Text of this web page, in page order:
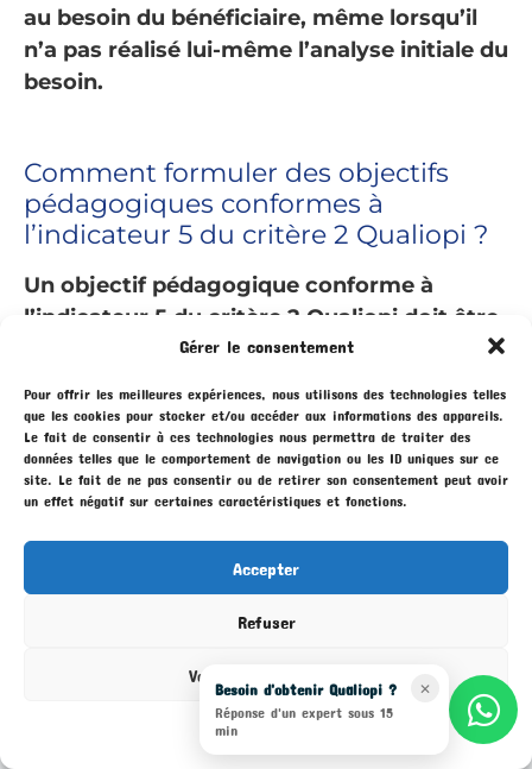
Gérer le consentement
Pour offrir les meilleures expériences, nous utilisons des technologies telles
que les cookies pour stocker et/ou accéder aux informations des appareils.
Le fait de consentir à ces technologies nous permettra de traiter des
données telles que le comportement de navigation ou les ID uniques sur ce
site. Le fait de ne pas consentir ou de retirer son consentement peut avoir
un effet négatif sur certaines caractéristiques et fonctions.
Accepter
Refuser
Voir les préférences
Mentions légales
au besoin du bénéficiaire, même lorsqu’il
n’a pas réalisé lui-même l’analyse initiale du
besoin.
Comment formuler des objectifs
pédagogiques conformes à
l’indicateur 5 du critère 2 Qualiopi ?
Un objectif pédagogique conforme à
l’indicateur 5 du critère 2 Qualiopi doit être
opérationnel — formulé avec un verbe
analyser » ou « produire » — et évaluable,
c’est-à-dire mesurable via un outil
d’évaluation défini. Évitez les formulations
vagues comme « comprendre » ou «
connaître », qui ne permettent pas de
démontrer l’atteinte de l’objectif.
✕
Besoin d'obtenir Qualiopi ?
Réponse d'un expert sous 15
min